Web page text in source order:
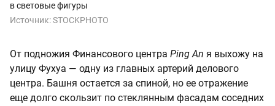
в световые фигуры
Источник:STOCKPHOTO
От подножия Финансового центра Ping An я выхожу на
улицу Фухуа — одну из главных артерий делового
центра. Башня остается за спиной, но ее отражение
еще долго скользит по стеклянным фасадам соседних